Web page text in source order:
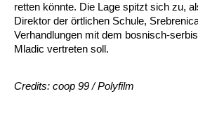
retten könnte. Die Lage spitzt sich zu,
Direktor der örtlichen Schule,
Verhandlungen mit dem bosnisch-
Mladic vertreten soll.
Credits: coop 99 / Polyfilm